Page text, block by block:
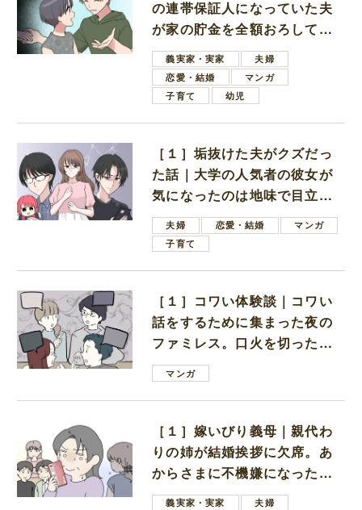
の連帯保証人になっていた夫
が家の貯金を全額おろしてほ
しいと言ってきた
義実家・実家
夫婦
恋愛・結婚
マンガ
子育て
幼児
［１］垢抜けた夫がクズだっ
た話｜大学の人気者の彼女が
気になったのは地味で目立た
ない男子学生
夫婦 恋愛・結婚
マンガ
子育て
［１］コワい体験談｜コワい
話をするために集まった夜の
ファミレス。口火を切ったの
は電車好きの男の子ママ
マンガ
［１］嫁いびり義母｜親代わ
りの姉が結婚挨拶に欠席。あ
からさまに不機嫌になった義
母義実家・実家
夫婦